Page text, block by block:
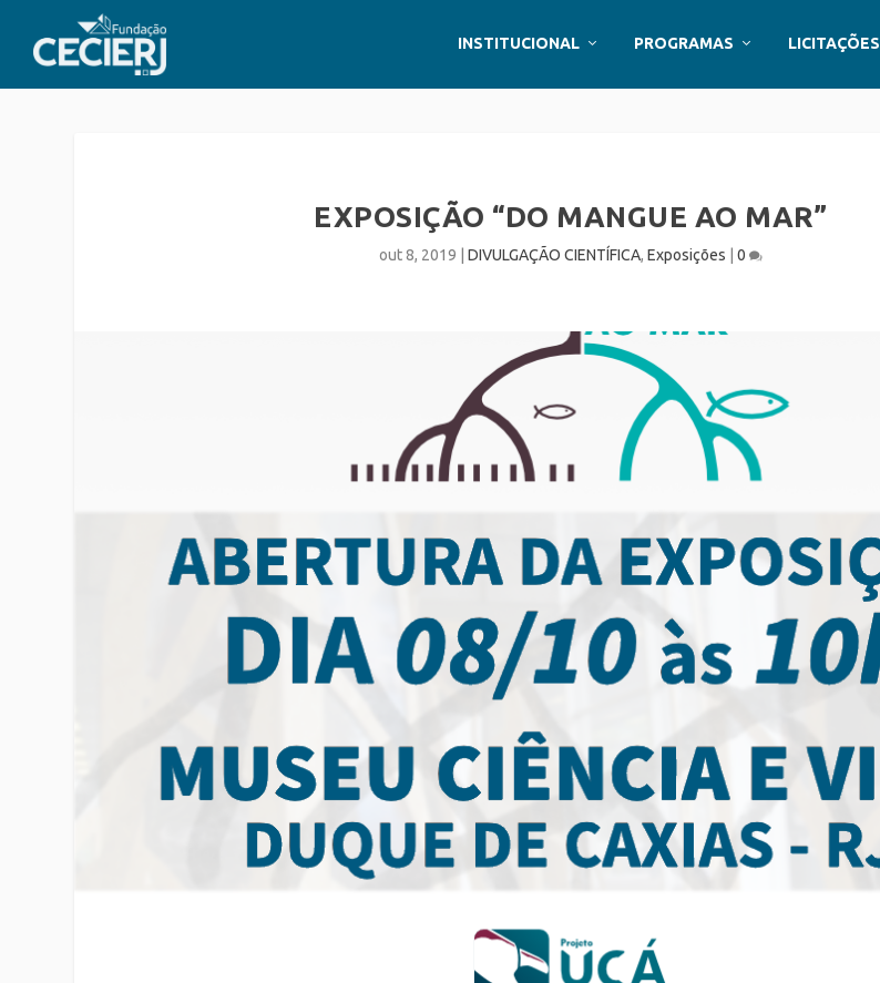
INSTITUCIONAL PROGRAMAS LICITAÇÕES
EXPOSIÇÃO “DO MANGUE AO MAR”
out 8, 2019 DIVULGAÇÃO CIENTÍFICA, Exposições 0